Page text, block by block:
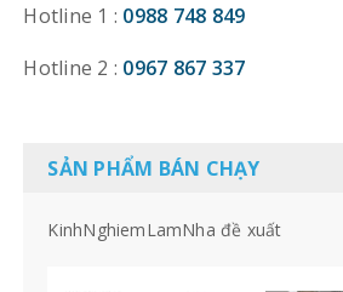
Hotline 1 : 0988 748 849
Hotline 2 : 0967 867 337
SẢN PHẨM BÁN CHẠY
KinhNghiemLamNha đề xuất